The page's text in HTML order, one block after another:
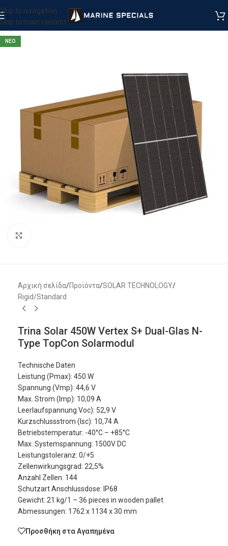
Skip to navigation
Skip to main content
ΝΕΟ
Αρχική σελίδα/Προϊόντα/SOLAR TECHNOLOGY/
Rigid/Standard
Trina Solar 450W Vertex S+ Dual-Glas N-
Type TopCon Solarmodul
Technische Daten
Leistung (Pmax): 450 W
Spannung (Vmp): 44,6 V
Max. Strom (Imp): 10,09 A
Leerlaufspannung Voc): 52,9 V
Kurzschlussstrom (Isc): 10,74 A
Betriebstemperatur: -40°C – +85°C
Max. Systemspannung: 1500V DC
Leistungstoleranz: 0/+5
Zellenwirkungsgrad: 22,5%
Anzahl Zellen: 144
Schutzart Anschlussdose: IP68
Gewicht: 21 kg/1 – 36 pieces in wooden pallet
Abmessungen: 1762 x 1134 x 30 mm
Προσθήκη στα Αγαπημένα